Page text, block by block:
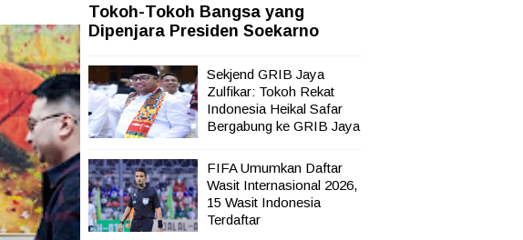
Pariwisata,
Tokoh-Tokoh Bangsa yang
Dipenjara Presiden Soekarno
Sekjend GRIB Jaya
Zulfikar: Tokoh Rekat
Indonesia Heikal Safar
Bergabung ke GRIB Jaya
FIFA Umumkan Daftar
Wasit Internasional 2026,
15 Wasit Indonesia
Terdaftar